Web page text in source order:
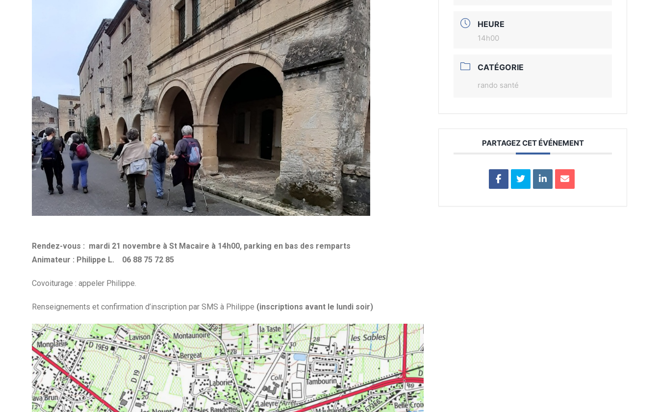
Rendez-vous : mardi 21 novembre à St Macaire à 14h00, parking en bas des remparts
Animateur : Philippe L.
06 88 75 72 85
Covoiturage : appeler Philippe.
Renseignements et confirmation d’inscription par SMS à Philippe (inscriptions avant le lundi soir)
HEURE
14h00
CATÉGORIE
rando santé
PARTAGEZ CET ÉVÉNEMENT